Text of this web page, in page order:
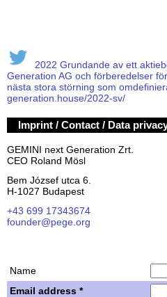
2022 Grundande av ett
Generation AG och förberedelser
nästa stora störning som
generation.house/2022-sv/
Imprint / Contact / Data
GEMINI next Generation Zrt.
CEO Roland Mösl
Bem József utca 6.
H-1027 Budapest
+43 699 17343674
founder@pege.org
Name
Email address *